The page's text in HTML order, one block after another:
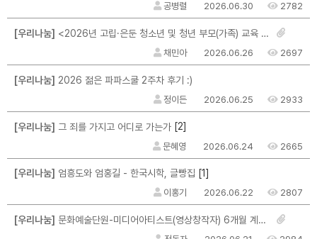
공병렬 2026.06.30 2782
[우리나눔] <2026년 고립·은둔 청소년 및 청년 부모(가족) 교육 및 자조모임 참여자 모집>
채민아 2026.06.26 2697
[우리나눔] 2026 젊은 파파스쿨 2주차 후기 :)
정이든 2026.06.25 2933
[우리나눔] 그 죄를 가지고 어디로 가는가 [2]
문혜영 2026.06.24 2665
[우리나눔] 엄흥도와 엄홍길 - 한국시학, 글빵집 [1]
이홍기 2026.06.22 2807
[우리나눔] 문화예술단원-미디어아티스트(영상창작자) 6개월 계약직 채용 안내